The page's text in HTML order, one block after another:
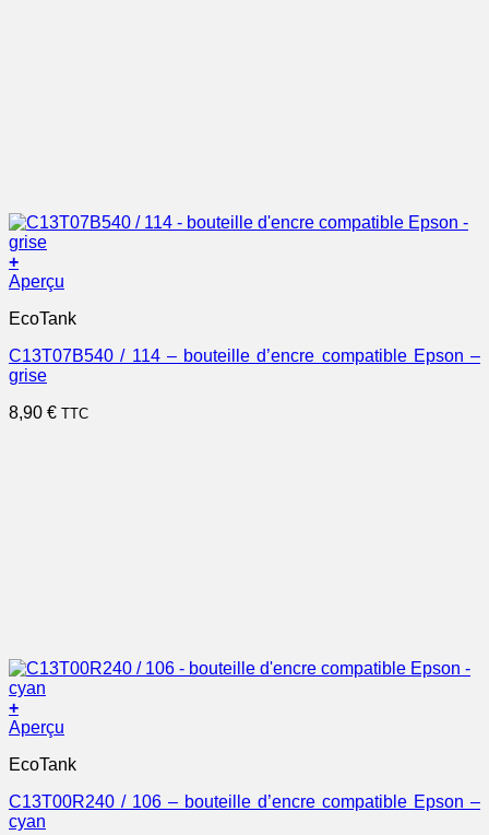
+
Aperçu
EcoTank
C13T07B540 / 114 – bouteille d’encre compatible Epson –
grise
8,90 € TTC
+
Aperçu
EcoTank
C13T00R240 / 106 – bouteille d’encre compatible Epson –
cyan